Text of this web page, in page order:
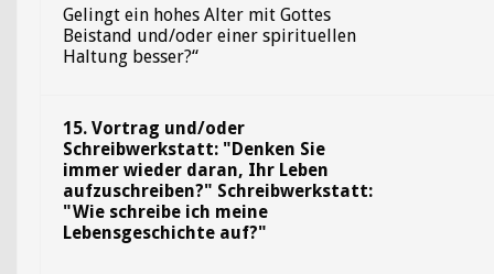
Gelingt ein hohes Alter mit Gottes
Beistand und/oder einer spirituellen
Haltung besser?“
15. Vortrag und/oder
Schreibwerkstatt: "Denken Sie
immer wieder daran, Ihr Leben
aufzuschreiben?" Schreibwerkstatt:
"Wie schreibe ich meine
Lebensgeschichte auf?"